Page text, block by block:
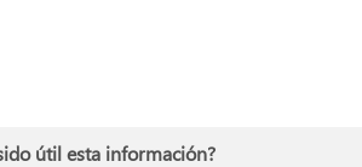
útil esta información?